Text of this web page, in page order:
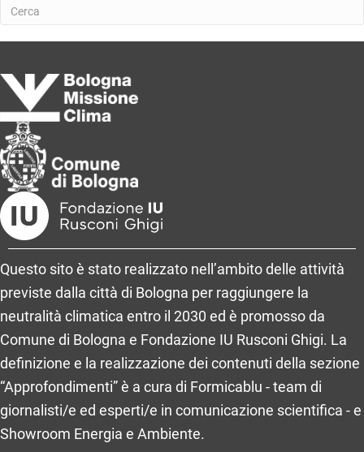
Questo sito è stato realizzato nell’ambito delle attività
previste dalla città di Bologna per raggiungere la
neutralità climatica entro il 2030 ed è promosso da
Comune di Bologna e Fondazione IU Rusconi Ghigi. La
definizione e la realizzazione dei contenuti della sezione
“Approfondimenti” è a cura di Formicablu - team di
giornalisti/e ed esperti/e in comunicazione scientifica - e
Showroom Energia e Ambiente.